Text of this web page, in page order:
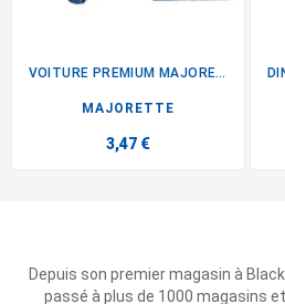
VOITURE PREMIUM MAJORETTE
MAJORETTE
3,47 €
Depuis son premier magasin à
passé à plus de 1000 magasins